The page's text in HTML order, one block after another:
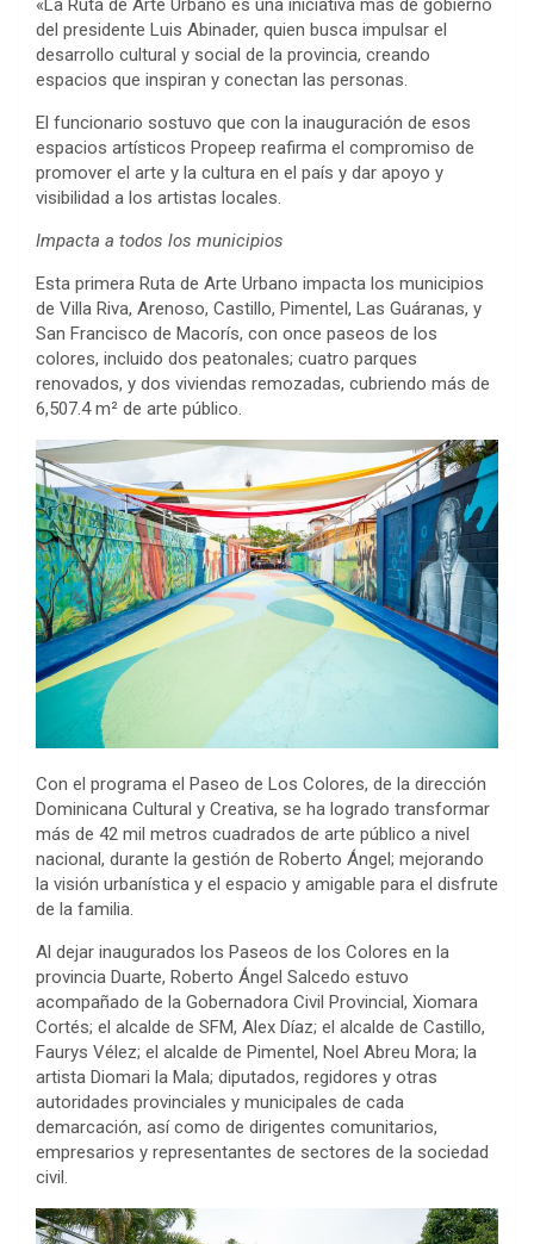
«La Ruta de Arte Urbano es una iniciativa más de gobierno
del presidente Luis Abinader, quien busca impulsar el
desarrollo cultural y social de la provincia, creando
espacios que inspiran y conectan las personas.
El funcionario sostuvo que con la inauguración de esos
espacios artísticos Propeep reafirma el compromiso de
promover el arte y la cultura en el país y dar apoyo y
visibilidad a los artistas locales.
Impacta a todos los municipios
Esta primera Ruta de Arte Urbano impacta los municipios
de Villa Riva, Arenoso, Castillo, Pimentel, Las Guáranas, y
San Francisco de Macorís, con once paseos de los
colores, incluido dos peatonales; cuatro parques
renovados, y dos viviendas remozadas, cubriendo más de
6,507.4 m² de arte público.
Con el programa el Paseo de Los Colores, de la dirección
Dominicana Cultural y Creativa, se ha logrado transformar
más de 42 mil metros cuadrados de arte público a nivel
nacional, durante la gestión de Roberto Ángel; mejorando
la visión urbanística y el espacio y amigable para el disfrute
de la familia.
Al dejar inaugurados los Paseos de los Colores en la
provincia Duarte, Roberto Ángel Salcedo estuvo
acompañado de la Gobernadora Civil Provincial, Xiomara
Cortés; el alcalde de SFM, Alex Díaz; el alcalde de Castillo,
Faurys Vélez; el alcalde de Pimentel, Noel Abreu Mora; la
artista Diomari la Mala; diputados, regidores y otras
autoridades provinciales y municipales de cada
demarcación, así como de dirigentes comunitarios,
empresarios y representantes de sectores de la sociedad
civil.